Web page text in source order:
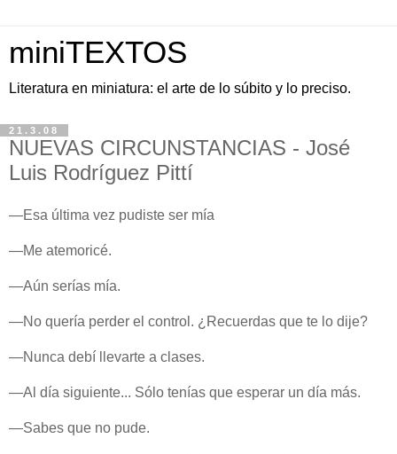
miniTEXTOS
Literatura en miniatura: el arte de lo súbito y lo preciso.
21.3.08
NUEVAS CIRCUNSTANCIAS - José
Luis Rodríguez Pittí
—Esa última vez pudiste ser mía
—Me atemoricé.
—Aún serías mía.
—No quería perder el control. ¿Recuerdas que te lo dije?
—Nunca debí llevarte a clases.
—Al día siguiente... Sólo tenías que esperar un día más.
—Sabes que no pude.